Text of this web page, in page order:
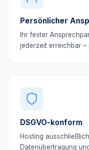
Persönlicher
Ihr fester
jederzeit erreichbar
DSGVO-konform
Hosting
Datenübertragung